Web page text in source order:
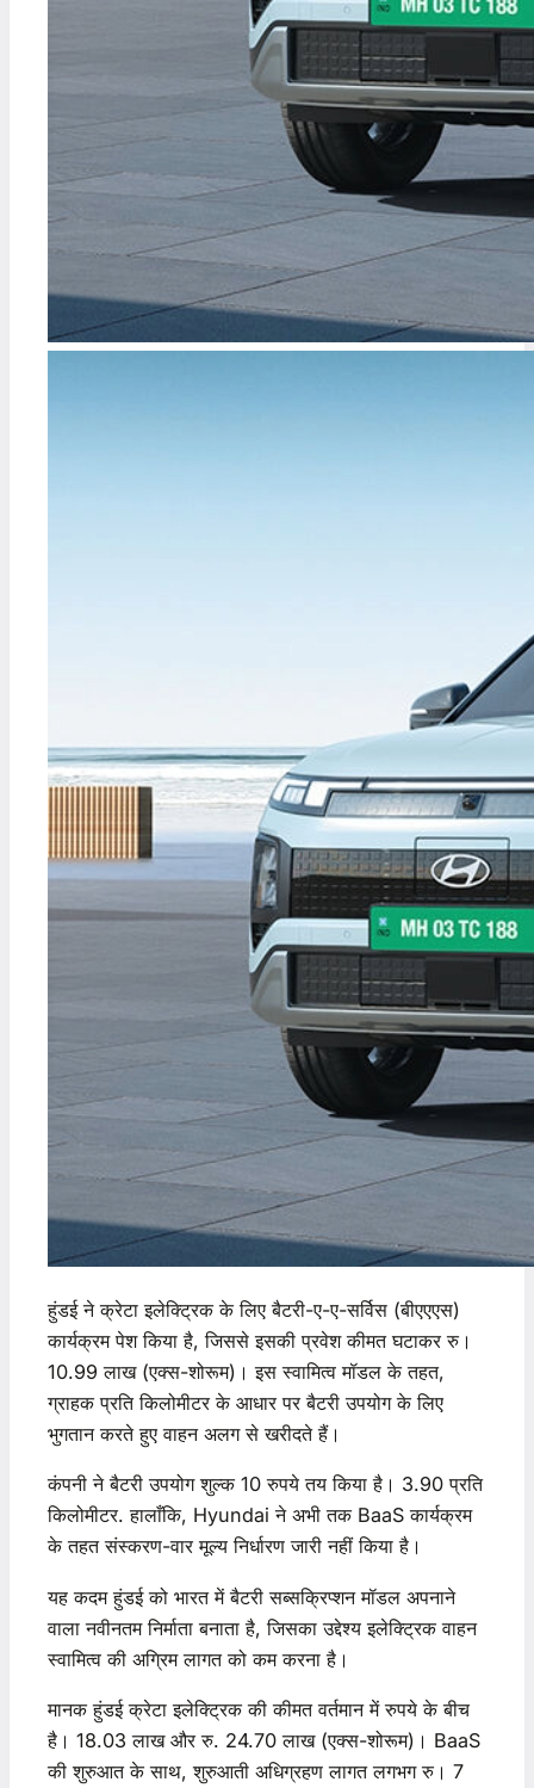
हुंडई ने क्रेटा इलेक्ट्रिक के लिए बैटरी-ए-ए-सर्विस (बीएएएस)
कार्यक्रम पेश किया है, जिससे इसकी प्रवेश कीमत घटाकर रु।
10.99 लाख (एक्स-शोरूम)। इस स्वामित्व मॉडल के तहत,
ग्राहक प्रति किलोमीटर के आधार पर बैटरी उपयोग के लिए
भुगतान करते हुए वाहन अलग से खरीदते हैं।
कंपनी ने बैटरी उपयोग शुल्क 10 रुपये तय किया है। 3.90 प्रति
किलोमीटर. हालाँकि, Hyundai ने अभी तक BaaS कार्यक्रम
के तहत संस्करण-वार मूल्य निर्धारण जारी नहीं किया है।
यह कदम हुंडई को भारत में बैटरी सब्सक्रिप्शन मॉडल अपनाने
वाला नवीनतम निर्माता बनाता है, जिसका उद्देश्य इलेक्ट्रिक वाहन
स्वामित्व की अग्रिम लागत को कम करना है।
मानक हुंडई क्रेटा इलेक्ट्रिक की कीमत वर्तमान में रुपये के बीच
है। 18.03 लाख और रु. 24.70 लाख (एक्स-शोरूम)। BaaS
की शुरुआत के साथ, शुरुआती अधिग्रहण लागत लगभग रु। 7